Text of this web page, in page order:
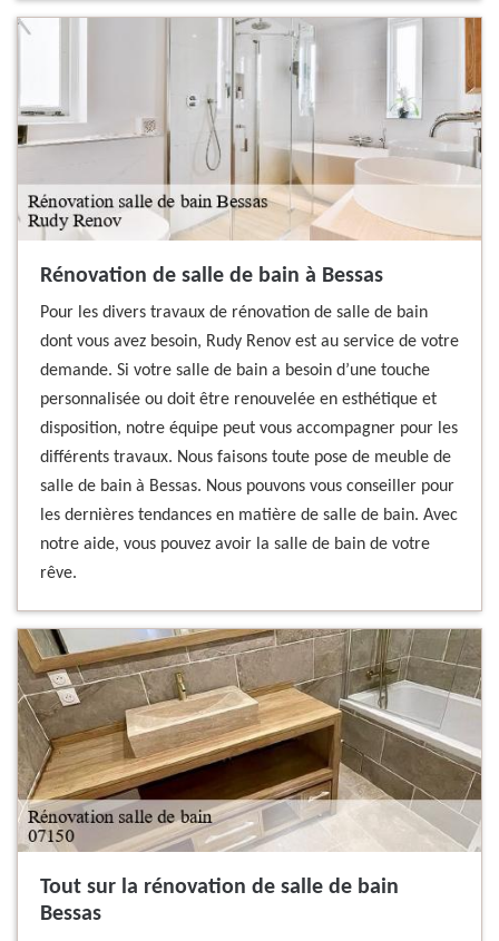
Rénovation de salle de bain à Bessas
Pour les divers travaux de rénovation de salle de bain
dont vous avez besoin, Rudy Renov est au service de votre
demande. Si votre salle de bain a besoin d’une touche
personnalisée ou doit être renouvelée en esthétique et
disposition, notre équipe peut vous accompagner pour les
différents travaux. Nous faisons toute pose de meuble de
salle de bain à Bessas. Nous pouvons vous conseiller pour
les dernières tendances en matière de salle de bain. Avec
notre aide, vous pouvez avoir la salle de bain de votre
rêve.
Tout sur la rénovation de salle de bain
Bessas